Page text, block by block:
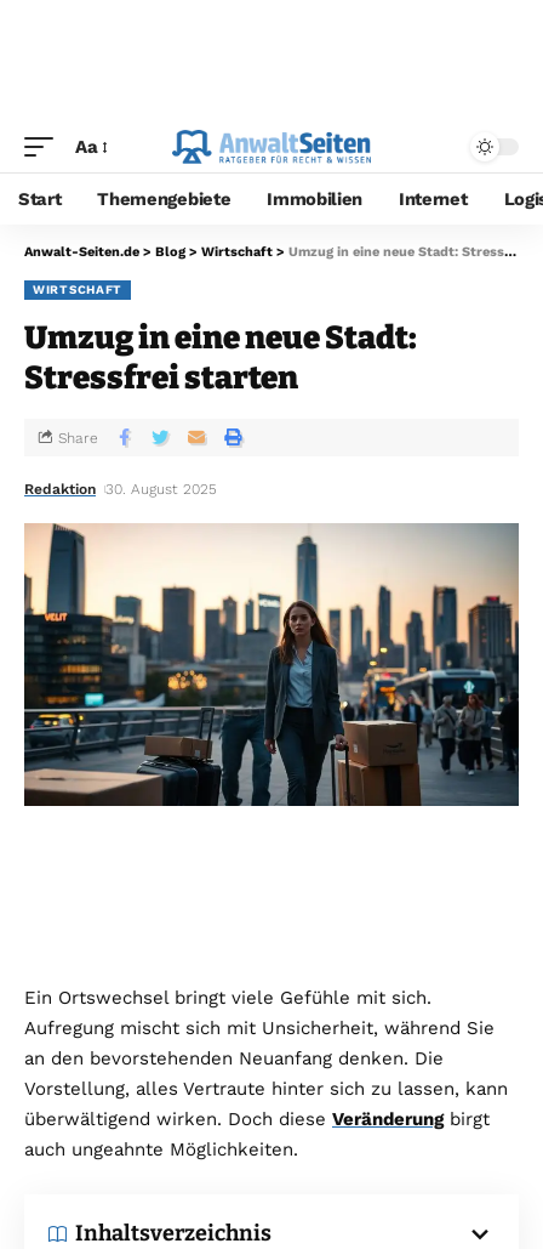
Aa
Start Themengebiete Immobilien Internet
Anwalt-Seiten.de > Blog > Wirtschaft > Umzug in eine neue Stadt: Stressfrei starten
WIRTSCHAFT
Umzug in eine neue Stadt:
Stressfrei starten
Redaktion 30. August 2025
Share
Ein Ortswechsel bringt viele Gefühle mit sich.
Aufregung mischt sich mit Unsicherheit, während Sie
an den bevorstehenden Neuanfang denken. Die
Vorstellung, alles Vertraute hinter sich zu lassen, kann
überwältigend wirken. Doch diese Veränderungbirgt
auch ungeahnte Möglichkeiten.
Inhaltsverzeichnis